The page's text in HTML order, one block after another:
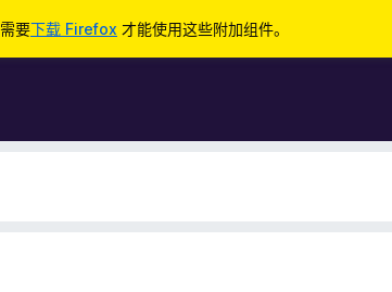
需要下载 Firefox 才能使用这些附加组件。